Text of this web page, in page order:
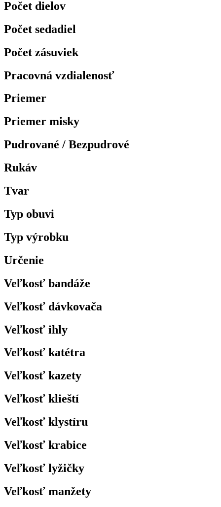
Počet dielov
Počet sedadiel
Počet zásuviek
Pracovná vzdialenosť
Priemer
Priemer misky
Pudrované / Bezpudrové
Rukáv
Tvar
Typ obuvi
Typ výrobku
Určenie
Veľkosť bandáže
Veľkosť dávkovača
Veľkosť ihly
Veľkosť katétra
Veľkosť kazety
Veľkosť klieští
Veľkosť klystíru
Veľkosť krabice
Veľkosť lyžičky
Veľkosť manžety